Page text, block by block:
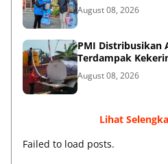
August 08, 2026
PMI Distribusikan
Terdampak
August 08, 2026
Lihat
Failed to load posts.